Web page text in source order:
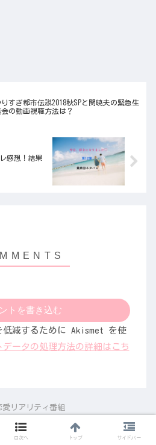
りすぎ都市伝説2018秋SPと関暁夫の緊急生
会の動画視聴方法は？
感想！結果
トを書き込む
低減するために Akismet を使
データの処理方法の詳細はこち
愛リアリティ番組
目次へ トップ サイドバー